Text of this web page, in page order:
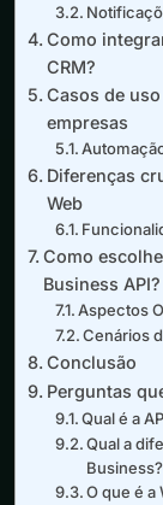
Como
CRM?
Casos de
empresas
Diferenças
Web
Como
Business API?
Aspectos
Cenários
Conclusão
Perguntas
Qual é a
Qual a
Business?
O que é a